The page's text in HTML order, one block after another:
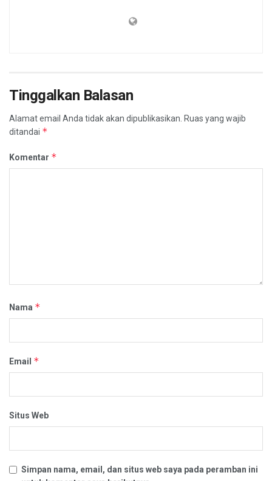
Tinggalkan Balasan
Alamat email Anda tidak akan dipublikasikan. Ruas yang wajib
ditandai *
Komentar *
Nama *
Email *
Situs Web
Simpan nama, email, dan situs web saya pada peramban ini